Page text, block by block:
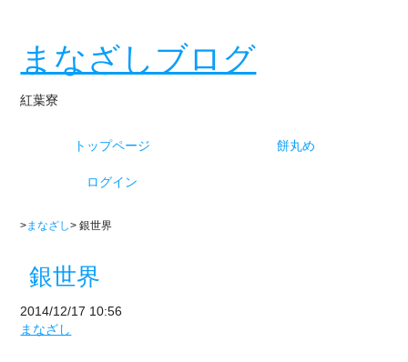
まなざしブログ
紅葉寮
トップページ 餅丸め
ログイン
>まなざし> 銀世界
銀世界
2014/12/17 10:56
まなざし